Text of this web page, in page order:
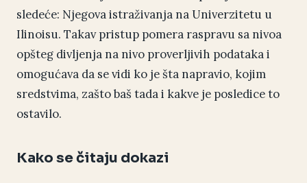
sledeće: Njegova istraživanja na Univerzitetu u
Ilinoisu. Takav pristup pomera raspravu sa nivoa
opšteg divljenja na nivo proverljivih podataka i
omogućava da se vidi ko je šta napravio, kojim
sredstvima, zašto baš tada i kakve je posledice to
ostavilo.
Kako se čitaju dokazi